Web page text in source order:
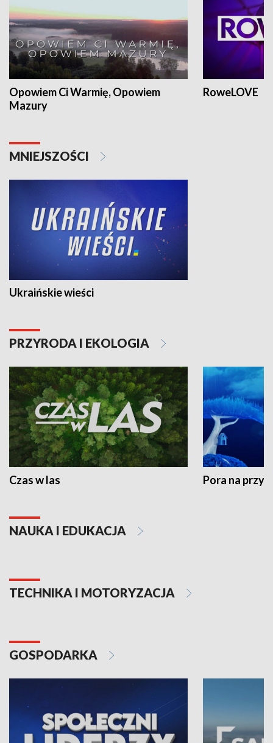
Opowiem Ci Warmię, Opowiem
Mazury
RoweLOVE
MNIEJSZOŚCI
Ukraińskie wieści
PRZYRODA I EKOLOGIA
Czas w las Pora na
NAUKA I EDUKACJA
TECHNIKA I MOTORYZACJA
GOSPODARKA